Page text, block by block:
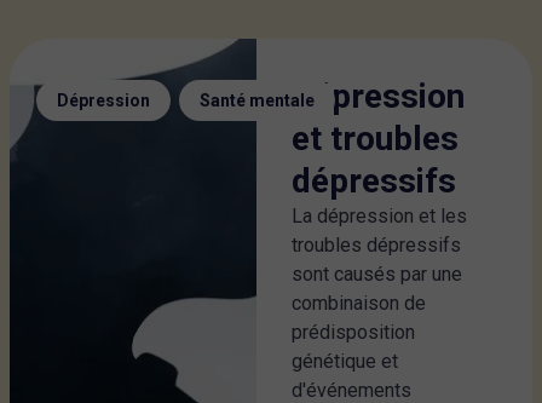
Dépression , Santé mentaleDépression
et troubles
dépressifs
La dépression et les
troubles dépressifs
sont causés par une
combinaison de
prédisposition
génétique et
d'événements